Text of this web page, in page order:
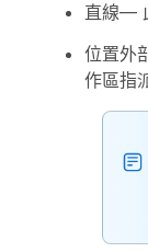
直線—
位置外
作區指